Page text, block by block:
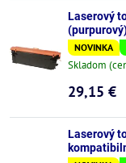
Laserový
NOVINKA
Skladom
29,15 €
Laserový